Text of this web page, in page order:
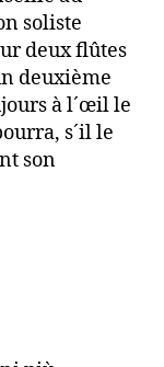
soliste
deux flûtes
deuxième
à l´œil le
s´il le
son